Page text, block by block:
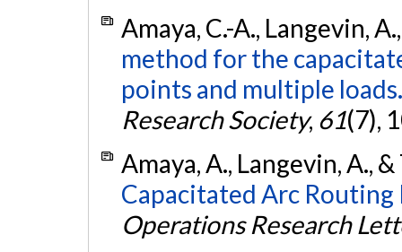
Amaya, C.-A., Langevin,
method for the
points and multiple loads.
Research Society, 61(7),
Amaya, A., Langevin, A.,
Capacitated Arc
Operations Research